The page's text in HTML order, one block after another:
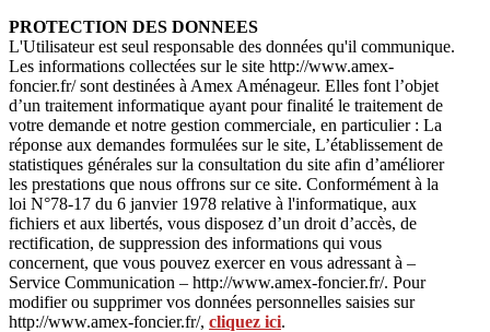
PROTECTION DES DONNEES
L'Utilisateur est seul responsable des données qu'il communique.
Les informations collectées sur le site http://www.amex-
foncier.fr/ sont destinées à Amex Aménageur. Elles font l’objet
d’un traitement informatique ayant pour finalité le traitement de
votre demande et notre gestion commerciale, en particulier : La
réponse aux demandes formulées sur le site, L’établissement de
statistiques générales sur la consultation du site afin d’améliorer
les prestations que nous offrons sur ce site. Conformément à la
loi N°78-17 du 6 janvier 1978 relative à l'informatique, aux
fichiers et aux libertés, vous disposez d’un droit d’accès, de
rectification, de suppression des informations qui vous
concernent, que vous pouvez exercer en vous adressant à –
Service Communication – http://www.amex-foncier.fr/. Pour
modifier ou supprimer vos données personnelles saisies sur
http://www.amex-foncier.fr/, cliquez ici.